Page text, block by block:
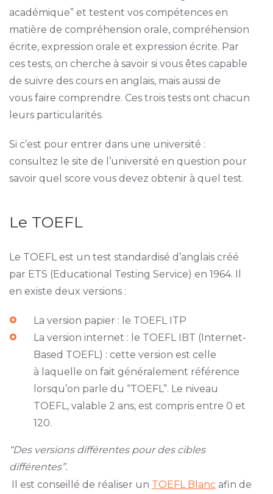
académique” et testent vos compétences en
matière de compréhension orale, compréhension
écrite, expression orale et expression écrite. Par
ces tests, on cherche à savoir si vous êtes capable
de suivre des cours en anglais, mais aussi de
vous faire comprendre. Ces trois tests ont chacun
leurs particularités.
Si c’est pour entrer dans une université :
consultez le site de l’université en question pour
savoir quel score vous devez obtenir à quel test.
Le TOEFL
Le TOEFL est un test standardisé d’anglais créé
par ETS (Educational Testing Service) en 1964. Il
en existe deux versions :
La version papier : le TOEFL ITP
La version internet : le TOEFL IBT (Internet-
Based TOEFL) : cette version est celle
à laquelle on fait généralement référence
lorsqu’on parle du “TOEFL”. Le niveau
TOEFL, valable 2 ans, est compris entre 0 et
120.
“Des versions différentes pour des cibles
différentes”.
Il est conseillé de réaliser un TOEFL Blancafin de